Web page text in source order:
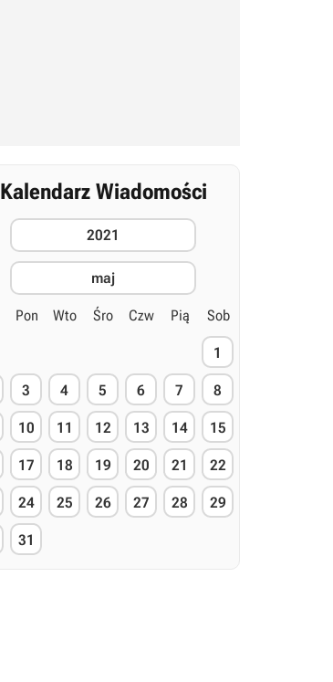
Kalendarz Wiadomości
2021
maj
Pon Wto Śro Czw Pią Sob
1
3 4 5 6 7 8
10 11 12 13 14 15
17 18 19 20 21 22
24 25 26 27 28 29
31